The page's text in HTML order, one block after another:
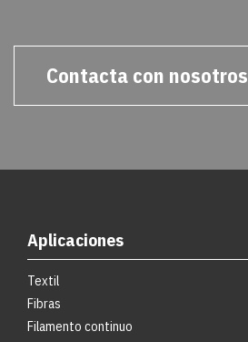
Contacta con nosotros
Aplicaciones
Textil
Fibras
Filamento continuo